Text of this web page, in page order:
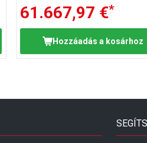
61.667,97 €*
Hozzáadás a kosárhoz